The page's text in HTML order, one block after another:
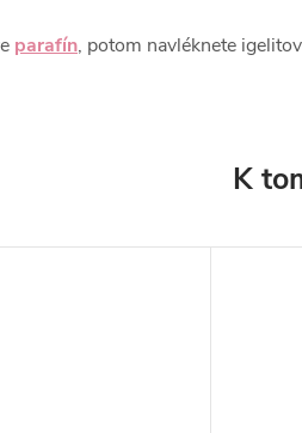
parafín, potom navléknete
K